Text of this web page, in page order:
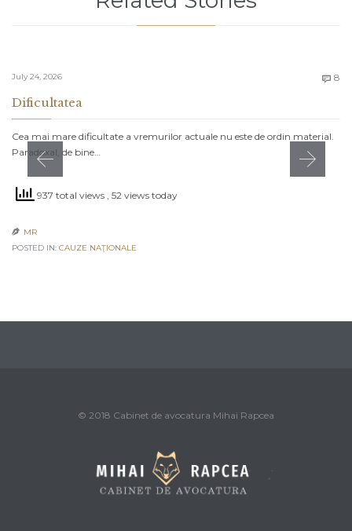
July 24, 2026  8
Dificultatea
Cea mai mare dificultate a vremurilor actuale nu este de ordin material.
Paradoxal, de bine…
937 total views , 52 views today
 MR
POSTED IN: CAUZE NAŢIONALE
© 2018 Cabinet de avocatura Mihai Rapcea